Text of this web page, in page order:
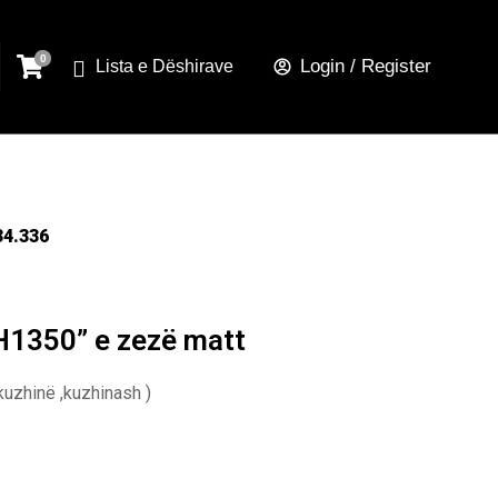
Lista e Dëshirave Login / Register
e zezë matt
,kuzhinash )